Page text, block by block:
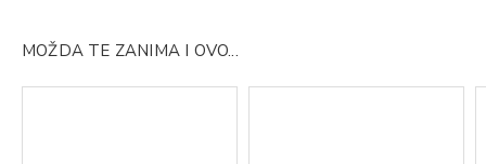
MOŽDA TE ZANIMA I OVO...